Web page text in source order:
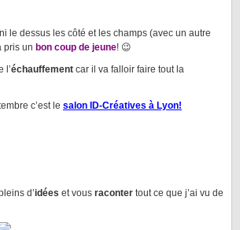
le dessus les côté et les champs (avec un autre
pris un bon coup de jeune! 😉
l’échauffement car il va falloir faire tout la
c’est le salon ID-Créatives à Lyon!
d’idées et vous raconter tout ce que j’ai vu de